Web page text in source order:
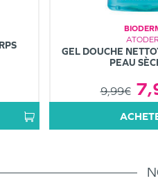
GEL DOUCHE
PEAU
9,99€